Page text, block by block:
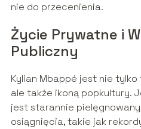
nie do przecenienia.
Życie Prywatne i
Publiczny
Kylian Mbappé jest nie tylko
ale także ikoną popkultury.
jest starannie
osiągnięcia, takie jak